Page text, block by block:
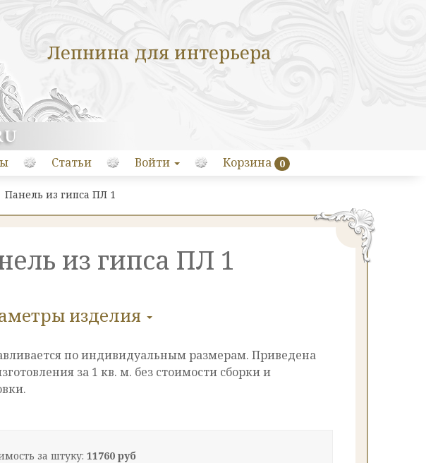
Лепнина для интерьера
Статьи Войти Корзина 0
Панель из гипса ПЛ 1
из гипса ПЛ 1
изделия
по индивидуальным размерам. Приведена
за 1 кв. м. без стоимости сборки и
за штуку: 11760 руб